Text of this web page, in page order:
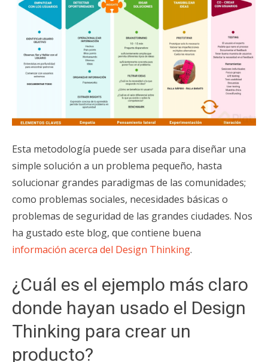
Esta metodología puede ser usada para diseñar una
simple solución a un problema pequeño, hasta
solucionar grandes paradigmas de las comunidades;
como problemas sociales, necesidades básicas o
problemas de seguridad de las grandes ciudades. Nos
ha gustado este blog, que contiene buena
información acerca del Design Thinking.
¿Cuál es el ejemplo más claro
donde hayan usado el Design
Thinking para crear un
producto?